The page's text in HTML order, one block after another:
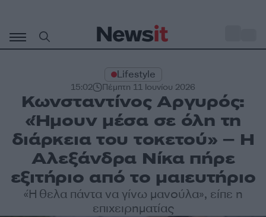
περιεχόμενο
Lifestyle
15:02 Πέμπτη 11 Ιουνίου 2026
Κωνσταντίνος Αργυρός:
«Ήμουν μέσα σε όλη τη
διάρκεια του τοκετού» – Η
Αλεξάνδρα Νίκα πήρε
εξιτήριο από το μαιευτήριο
«Ήθελα πάντα να γίνω μανούλα», είπε η
επιχειρηματίας